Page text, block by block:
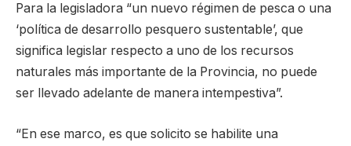
Para la legisladora “un nuevo régimen de pesca o una
‘política de desarrollo pesquero sustentable’, que
significa legislar respecto a uno de los recursos
naturales más importante de la Provincia, no puede
ser llevado adelante de manera intempestiva”.
“En ese marco, es que solicito se habilite una